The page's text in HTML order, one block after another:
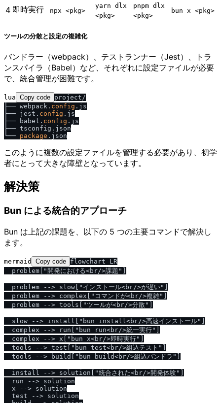
4 即時実行 npx <pkg>
yarn dlx
<pkg>
pnpm dlx
<pkg>
bun x <pkg>
ツールの分散と設定の複雑化
バンドラー（webpack）、テストランナー（Jest）、トラ
ンスパイラ（Babel）など、それぞれに設定ファイルが必要
で、統合管理が困難です。
lua Copy code project/
├── webpack. config .js
├── jest. config .js
├── babel. config .js
├── tsconfig.json
└── package
このように複数の設定ファイルを管理する必要があり、初学
者にとって大きな障壁となっています。
解決策
Bun による統合的アプローチ
Bun は上記の課題を、以下の 5 つの主要コマンドで解決し
ます。
mermaid Copy code flowchart LR
  problem["開発における<br/>課題"]
  problem --> slow["インストール<br/>が遅い"]
  problem --> complex["コマンドが<br/>複雑"]
  problem --> tools["ツールが<br/>分散"]
  slow --> install["bun install<br/>高速インストール"]
  complex --> run["bun run<br/>統一実行"]
  complex --> x["bun x<br/>即時実行"]
  tools --> test["bun test<br/>組込テスト"]
  tools --> build["bun build<br/>組込バンドラ"]
  install --> solution["統合された<br/>開発体験"]
  run --> solution
  x --> solution
  test --> solution